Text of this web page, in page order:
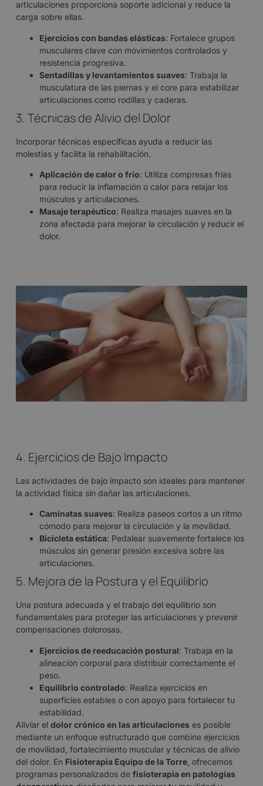
articulaciones proporciona soporte adicional y reduce la
carga sobre ellas.
Ejercicios con bandas elásticas: Fortalece grupos
musculares clave con movimientos controlados y
resistencia progresiva.
Sentadillas y levantamientos suaves: Trabaja la
musculatura de las piernas y el core para estabilizar
articulaciones como rodillas y caderas.
3. Técnicas de Alivio del Dolor
Incorporar técnicas específicas ayuda a reducir las
molestias y facilita la rehabilitación.
Aplicación de calor o frío: Utiliza compresas frías
para reducir la inflamación o calor para relajar los
músculos y articulaciones.
Masaje terapéutico: Realiza masajes suaves en la
zona afectada para mejorar la circulación y reducir el
dolor.
4. Ejercicios de Bajo Impacto
Las actividades de bajo impacto son ideales para mantener
la actividad física sin dañar las articulaciones.
Caminatas suaves: Realiza paseos cortos a un ritmo
cómodo para mejorar la circulación y la movilidad.
Bicicleta estática: Pedalear suavemente fortalece los
músculos sin generar presión excesiva sobre las
articulaciones.
5. Mejora de la Postura y el Equilibrio
Una postura adecuada y el trabajo del equilibrio son
fundamentales para proteger las articulaciones y prevenir
compensaciones dolorosas.
Ejercicios de reeducación postural: Trabaja en la
alineación corporal para distribuir correctamente el
peso.
Equilibrio controlado: Realiza ejercicios en
superficies estables o con apoyo para fortalecer tu
estabilidad.
Aliviar eldolor crónico en las articulaciones es posible
mediante un enfoque estructurado que combine ejercicios
de movilidad, fortalecimiento muscular y técnicas de alivio
del dolor. En Fisioterapia Equipo de la Torre , ofrecemos
programas personalizados defisioterapia en patologías